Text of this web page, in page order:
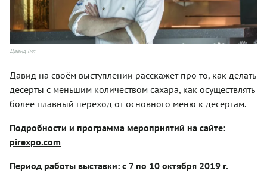
Давид Гил
Давид на своём выступлении расскажет про то, как делать
десерты с меньшим количеством сахара, как осуществлять
более плавный переход от основного меню к десертам.
Подробности и программа мероприятий на сайте:
pirexpo.com
Период работы выставки: с 7 по 10 октября 2019 г.